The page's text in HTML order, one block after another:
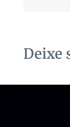
Deixe